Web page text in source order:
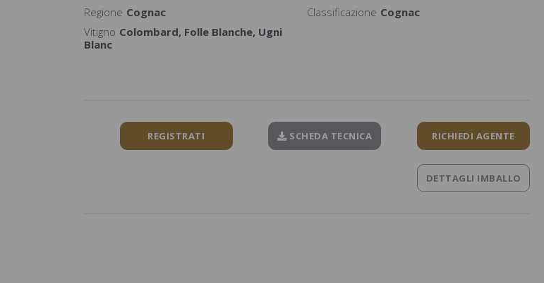
Regione Cognac Classificazione Cognac
Vitigno Colombard, Folle Blanche, Ugni
Blanc
REGISTRATI SCHEDA TECNICA RICHIEDI AGENTE
DETTAGLI IMBALLO